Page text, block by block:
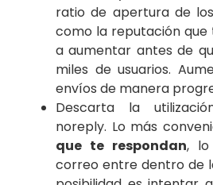
ratio de apertura de
como la reputación que
a aumentar antes de
miles de usuarios.
envíos de manera
Descarta la
noreply. Lo más
que te respondan, lo
correo entre dentro de